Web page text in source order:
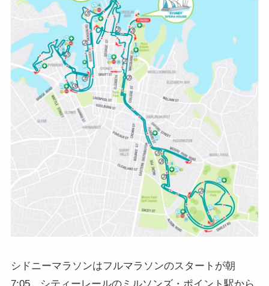
シドニーマラソンはフルマラソンのスタートが朝